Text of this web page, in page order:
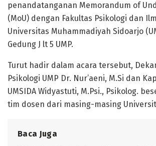
penandatanganan Memorandum of
(MoU) dengan Fakultas Psikologi dan
Universitas Muhammadiyah Sidoarjo
Gedung J lt 5 UMP.
Turut hadir dalam acara tersebut,
Psikologi UMP Dr. Nur’aeni, M.Si dan
UMSIDA Widyastuti, M.Psi., Psikolog.
tim dosen dari masing-masing
Baca Juga